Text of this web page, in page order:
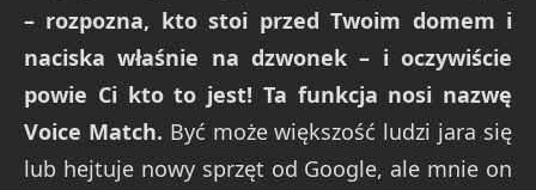
– rozpozna, kto stoi przed Twoim domem i
naciska właśnie na dzwonek – i oczywiście
powie Ci kto to jest! Ta funkcja nosi nazwę
Voice Match. Być może większość ludzi jara się
lub hejtuje nowy sprzęt od Google, ale mnie on